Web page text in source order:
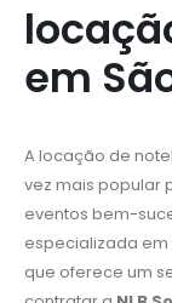
em
A locação de
vez mais popular
eventos bem-
especializada
que oferece um